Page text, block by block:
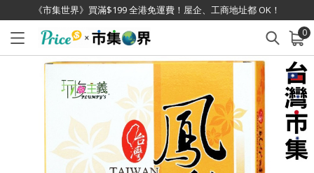
《市集世界》買滿$199 全港免運費！屋企、工商地址都 OK！
0
已加入購物車 查看